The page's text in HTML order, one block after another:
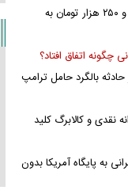
واریز ۴ میلیون و ۲۵۰ هزار تومان به
چگونه اتفاق افتاد؟
حادثه بالگرد حامل ترامپ
نقدی و کالابرگ کلید
به پایگاه آمریکا بدون